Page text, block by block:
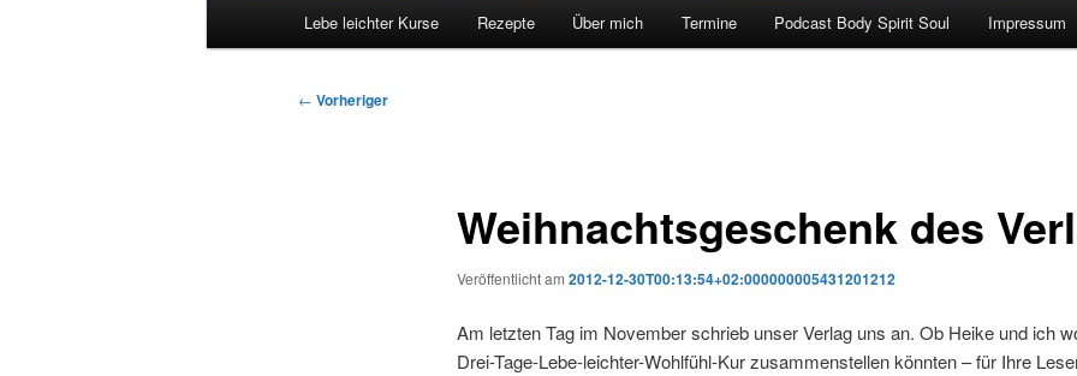
Lebe leichter Kurse Rezepte Über mich Termine Podcast Body Spirit Soul Impressum
Beitragsnavigation
← Vorheriger
Weihnachtsgeschenk des
Veröffentlicht am 2012-12-30T00:13:54+02:000000005431201212
Am letzten Tag im November schrieb unser Verlag uns an. Ob Heike und ich
Drei-Tage-Lebe-leichter-Wohlfühl-Kur zusammenstellen könnten – für Ihre